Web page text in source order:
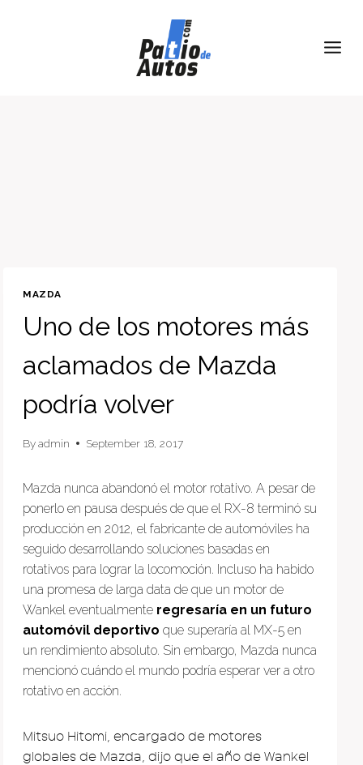
MAZDA
Uno de los motores más
aclamados de Mazda
podría volver
Byadmin September 18, 2017
Mazda nunca abandonó el motor rotativo. A pesar de
ponerlo en pausa después de que el RX-8 terminó su
producción en 2012, el fabricante de automóviles ha
seguido desarrollando soluciones basadas en
rotativos para lograr la locomoción. Incluso ha habido
una promesa de larga data de que un motor de
Wankel eventualmente regresaría en un futuro
automóvil deportivo que superaría al MX-5 en
un rendimiento absoluto. Sin embargo, Mazda nunca
mencionó cuándo el mundo podría esperar ver a otro
rotativo en acción.
Mitsuo Hitomi, encargado de motores
globales de Mazda, dijo que el año de Wankel